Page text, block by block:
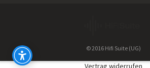
© 2016 Hifi Suite (UG)
Vertrag widerrufen